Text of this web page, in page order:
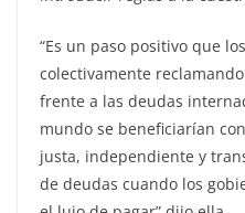
“Es un paso positivo que
colectivamente
frente a las deudas
mundo se beneficiarían
justa, independiente y
de deudas cuando los